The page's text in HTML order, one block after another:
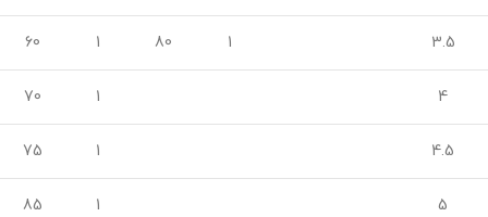
3.5
1
80
1
60
4
1
70
4.5
1
75
5
1
85